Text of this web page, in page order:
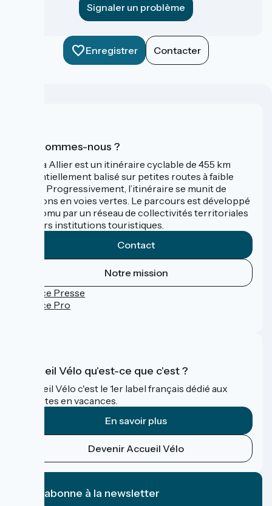
Signaler un problème
Enregistrer Contacter
Qui sommes-nous ?
La Via Allier est un itinéraire cyclable de 455 km
essentiellement balisé sur petites routes à faible
trafic. Progressivement, l’itinéraire se munit de
sections en voies vertes. Le parcours est développé
et promu par un réseau de collectivités territoriales
et leurs institutions touristiques.
Contact
Notre mission
Espace Presse
Espace Pro
Accueil Vélo qu'est-ce que c'est ?
Accueil Vélo c'est le 1er label français dédié aux
cyclistes en vacances.
En savoir plus
Devenir Accueil Vélo
Je m'abonne à la newsletter